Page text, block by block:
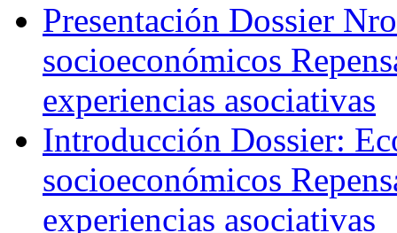
Presentación Dossier
socioeconómicos
experiencias asociativas
Introducción Dossier:
socioeconómicos
experiencias asociativas